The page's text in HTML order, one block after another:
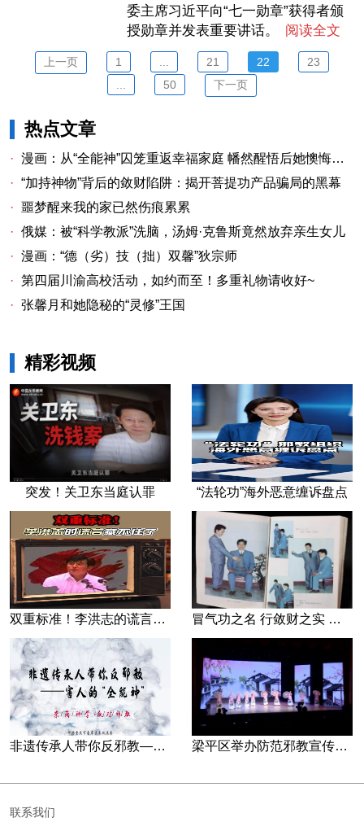
委主席习近平向“七一勋章”获得者颁
授勋章并发表重要讲话。
阅读全文
上一页 1 21 22
23
50 下一页
热点文章
· 漫画：从“全能神”囚笼重返幸福家庭 幡然醒悟后她懊悔不已
· “加持神物”背后的敛财陷阱：揭开菩提功产品骗局的黑幕
· 噩梦醒来我的家已然伤痕累累
· 俄媒：被“科学教派”洗脑，汤姆·克鲁斯竟然放弃亲生女儿
· 漫画：“德（劣）技（拙）双馨”狄宗师
· 第四届川渝高校活动，如约而至！多重礼物请收好~
· 张馨月和她隐秘的“灵修”王国
精彩视频
突发！关卫东当庭认罪 “法轮功”海外恶意缠诉盘点
双重标准！李洪志的谎言藏不住了 冒气功之名 行敛财之实 张宏堡义女“小倩”团伙覆灭记
非遗传承人带你反邪教—害人的“全能神” 梁平区举办防范邪教宣传专场文艺演出
联系我们